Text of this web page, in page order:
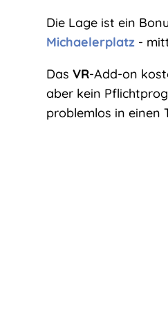
Die Lage ist ein
Michaelerplatz -
DasVR-Add-on
aber kein
problemlos in einen